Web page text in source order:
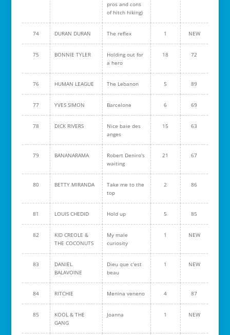
pros and cons
of hitch hiking)
74 DURAN DURAN The reflex 1 NEW
75 BONNIE TYLER
Holding out for
a hero
18 72
76 HUMAN LEAGUE The Lebanon 5 89
77 YVES SIMON Barcelone 6 69
78 DICK RIVERS
Nice baie des
anges
15 63
79 BANANARAMA
Robert Deniro's
waiting
21 67
80 BETTY MIRANDA
Take me to the
top
2 86
81 LOUIS CHEDID Hold up 5 85
82
KID CREOLE &
THE COCONUTS
My male
curiosity
1 NEW
83
DANIEL
BALAVOINE
Dieu que c'est
beau
1 NEW
84 RITCHIE Menina veneno 4 87
85
KOOL & THE
GANG
Joanna 1 NEW